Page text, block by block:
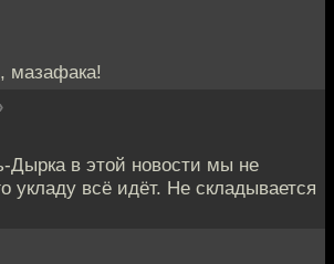
мазафака!
Дырка в этой новости мы не
укладу всё идёт. Не складывается